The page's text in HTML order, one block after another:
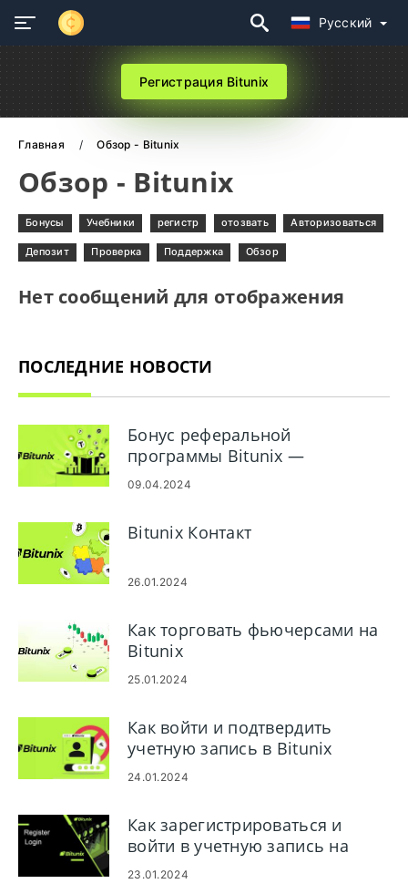
Русский
Регистрация Bitunix
Главная Обзор - Bitunix
Обзор - Bitunix
Бонусы Учебники регистр отозвать Авторизоваться
Депозит Проверка Поддержка Обзор
Нет сообщений для отображения
ПОСЛЕДНИЕ НОВОСТИ
Бонус реферальной
программы Bitunix —
заработайте 2500 долларов
09.04.2024
Bitunix Контакт
26.01.2024
Как торговать фьючерсами на
Bitunix
25.01.2024
Как войти и подтвердить
учетную запись в Bitunix
24.01.2024
Как зарегистрироваться и
войти в учетную запись на
Bitunix
23.01.2024